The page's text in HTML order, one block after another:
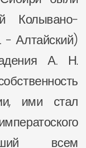
Колывано-
- Алтайский)
А. Н.
ими стал
всем